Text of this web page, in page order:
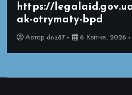
https://
ak-otrymaty-bpd
Авторdnz87 6 Квітня, 2026